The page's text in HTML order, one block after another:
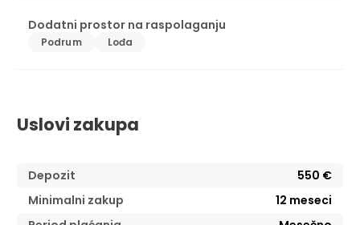
Dodatni prostor na raspolaganju
Podrum Lođa
Uslovi zakupa
Depozit
550 €
Minimalni zakup
12 meseci